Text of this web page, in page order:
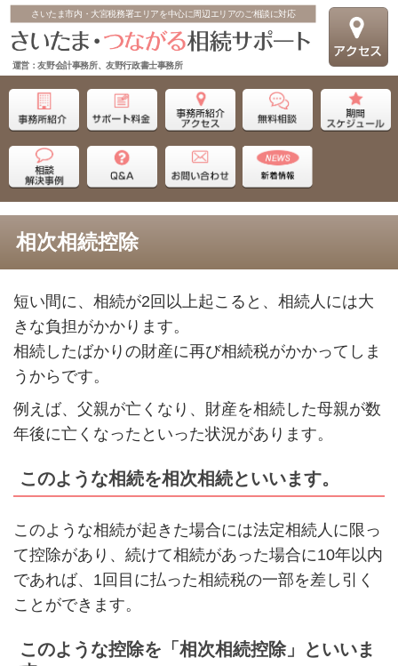
さいたま市内・大宮税務署エリアを中心に周辺エリアのご相談に対応
運営：友野会計事務所、友野行政書士事務所
相次相続控除
短い間に、相続が2回以上起こると、相続人には大
きな負担がかかります。
相続したばかりの財産に再び相続税がかかってしま
うからです。
例えば、父親が亡くなり、財産を相続した母親が数
年後に亡くなったといった状況があります。
このような相続を相次相続といいます。
このような相続が起きた場合には法定相続人に限っ
て控除があり、続けて相続があった場合に10年以内
であれば、1回目に払った相続税の一部を差し引く
ことができます。
このような控除を「相次相続控除」といいま